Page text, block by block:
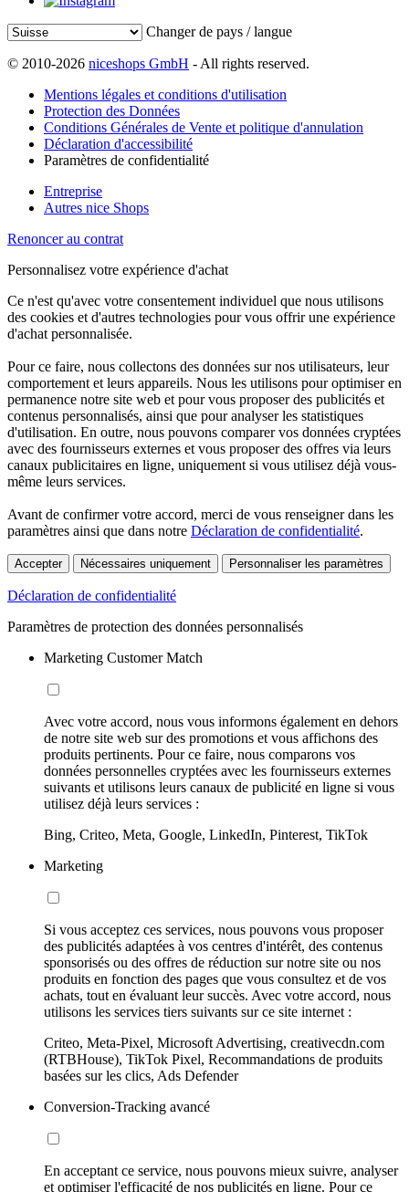
Changer de pays / langue
© 2010-2026 niceshops GmbH - All rights reserved.
Mentions légales et conditions d'utilisation
Protection des Données
Conditions Générales de Vente et politique d'annulation
Déclaration d'accessibilité
Paramètres de confidentialité
Entreprise
Autres nice Shops
Renoncer au contrat
Personnalisez votre expérience d'achat
Ce n'est qu'avec votre consentement individuel que nous utilisons
des cookies et d'autres technologies pour vous offrir une expérience
d'achat personnalisée.
Pour ce faire, nous collectons des données sur nos utilisateurs, leur
comportement et leurs appareils. Nous les utilisons pour optimiser en
permanence notre site web et pour vous proposer des publicités et
contenus personnalisés, ainsi que pour analyser les statistiques
d'utilisation. En outre, nous pouvons comparer vos données cryptées
avec des fournisseurs externes et vous proposer des offres via leurs
canaux publicitaires en ligne, uniquement si vous utilisez déjà vous-
même leurs services.
Avant de confirmer votre accord, merci de vous renseigner dans les
paramètres ainsi que dans notre Déclaration de confidentialité.
Accepter Nécessaires uniquement Personnaliser les paramètres
Déclaration de confidentialité
Paramètres de protection des données personnalisés
Marketing Customer Match
Avec votre accord, nous vous informons également en dehors
de notre site web sur des promotions et vous affichons des
produits pertinents. Pour ce faire, nous comparons vos
données personnelles cryptées avec les fournisseurs externes
suivants et utilisons leurs canaux de publicité en ligne si vous
utilisez déjà leurs services :
Bing, Criteo, Meta, Google, LinkedIn, Pinterest, TikTok
Marketing
Si vous acceptez ces services, nous pouvons vous proposer
des publicités adaptées à vos centres d'intérêt, des contenus
sponsorisés ou des offres de réduction sur notre site ou nos
produits en fonction des pages que vous consultez et de vos
achats, tout en évaluant leur succès. Avec votre accord, nous
utilisons les services tiers suivants sur ce site internet :
Criteo, Meta-Pixel, Microsoft Advertising, creativecdn.com
(RTBHouse), TikTok Pixel, Recommandations de produits
basées sur les clics, Ads Defender
Conversion-Tracking avancé
En acceptant ce service, nous pouvons mieux suivre, analyser
et optimiser l'efficacité de nos publicités en ligne. Pour ce